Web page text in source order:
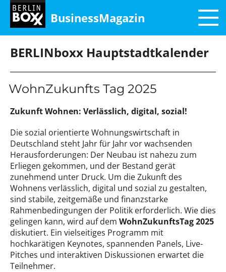
BusinessMagazin
BERLINboxx Hauptstadtkalender
WohnZukunfts Tag 2025
Zukunft Wohnen: Verlässlich, digital, sozial!
Die sozial orientierte Wohnungswirtschaft in
Deutschland steht Jahr für Jahr vor wachsenden
Herausforderungen: Der Neubau ist nahezu zum
Erliegen gekommen, und der Bestand gerät
zunehmend unter Druck. Um die Zukunft des
Wohnens verlässlich, digital und sozial zu gestalten,
sind stabile, zeitgemäße und finanzstarke
Rahmenbedingungen der Politik erforderlich. Wie dies
gelingen kann, wird auf dem WohnZukunftsTag 2025
diskutiert. Ein vielseitiges Programm mit
hochkarätigen Keynotes, spannenden Panels, Live-
Pitches und interaktiven Diskussionen erwartet die
Teilnehmer.